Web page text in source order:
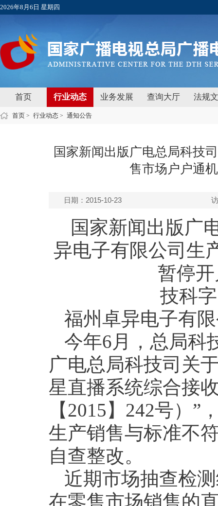
2026年8月6日 星期四
首页 行业动态 业务发展 查询大厅 法规
首页 > 行业动态 > 通知公告
国家新闻出版广电总局科技
售市场户户通
日期：2015-10-23
国家新闻出版广
异电子有限公司生
暂停
技科
福州卓异电子有
今年6月，总局科
广电总局科技司关
星直播系统综合接
【2015】242号）
生产销售与标准不
自查整改。
近期市场抽查检
在零售市场销售的